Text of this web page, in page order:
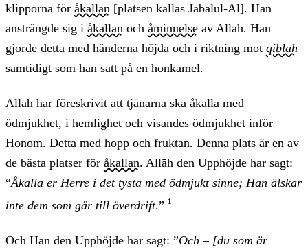
klipporna för åkallan [platsen kallas Jabalul-Āl]. Han
ansträngde sig i åkallan och åminnelse av Allāh. Han
gjorde detta med händerna höjda och i riktning mot qiblah
samtidigt som han satt på en honkamel.
Allāh har föreskrivit att tjänarna ska åkalla med
ödmjukhet, i hemlighet och visandes ödmjukhet inför
Honom. Detta med hopp och fruktan. Denna plats är en av
de bästa platser för åkallan. Allāh den Upphöjde har sagt:
“Åkalla er Herre i det tysta med ödmjukt sinne; Han älskar
inte dem som går till överdrift.” 1
Och Han den Upphöjde har sagt: ”Och – [du som är